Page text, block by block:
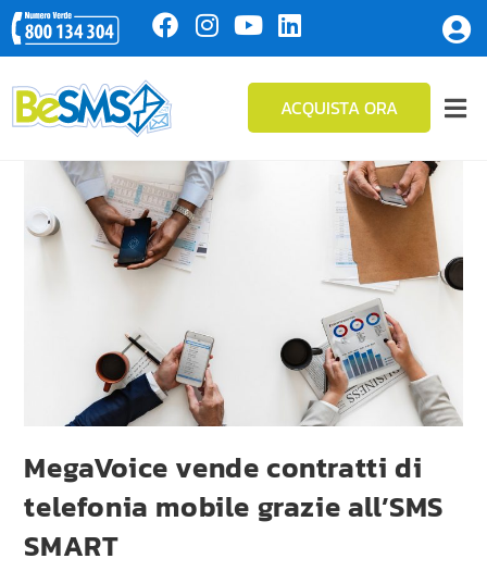
ACQUISTA ORA
MegaVoice vende contratti di
telefonia mobile grazie all’SMS
SMART